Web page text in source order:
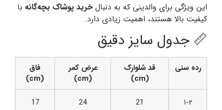
این ویژگی برای والدینی که به دنبال خرید پوشاک بچه‌گانه با
کیفیت بالا هستند، اهمیت زیادی دارد.
📏 جدول سایز دقیق
رده سنی
قد شلوارک
(cm)
عرض کمر
(cm)
فاق
(cm)
۱-۲
21
24
17